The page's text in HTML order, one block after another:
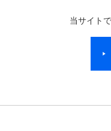
当サイト